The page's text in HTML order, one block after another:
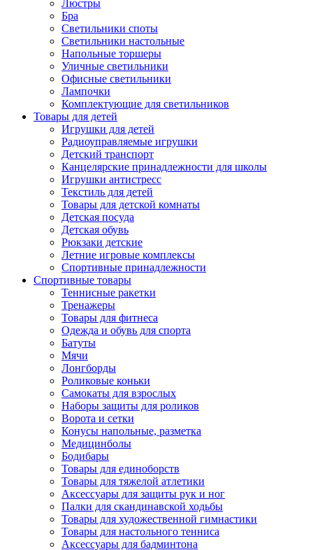
Люстры
Бра
Светильники споты
Светильники настольные
Напольные торшеры
Уличные светильники
Офисные светильники
Лампочки
Комплектующие для светильников
Товары для детей
Игрушки для детей
Радиоуправляемые игрушки
Детский транспорт
Канцелярские принадлежности для школы
Игрушки антистресс
Текстиль для детей
Товары для детской комнаты
Детская посуда
Детская обувь
Рюкзаки детские
Летние игровые комплексы
Спортивные принадлежности
Спортивные товары
Теннисные ракетки
Тренажеры
Товары для фитнеса
Одежда и обувь для спорта
Батуты
Мячи
Лонгборды
Роликовые коньки
Самокаты для взрослых
Наборы защиты для роликов
Ворота и сетки
Конусы напольные, разметка
Медицинболы
Бодибары
Товары для единоборств
Товары для тяжелой атлетики
Аксессуары для защиты рук и ног
Палки для скандинавской ходьбы
Товары для художественной гимнастики
Товары для настольного тенниса
Аксессуары для бадминтона